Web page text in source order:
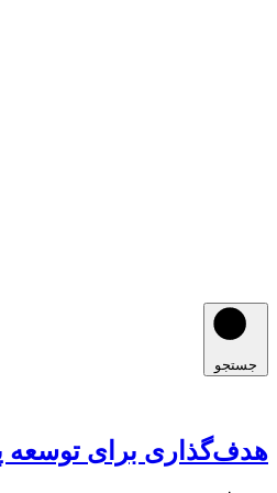
جستجو
هدف‌گذاری برای توسعه